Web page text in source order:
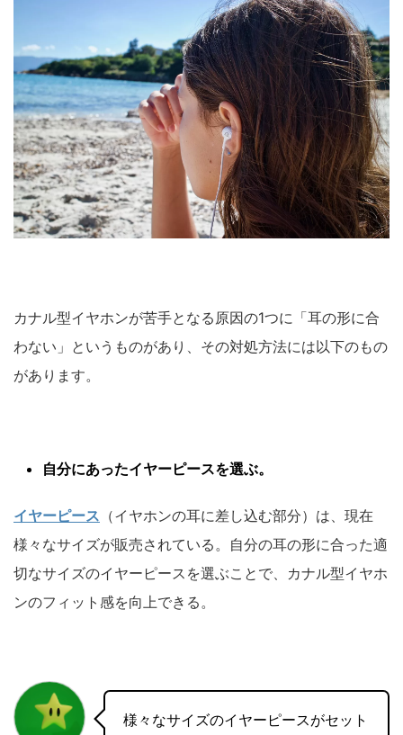
カナル型イヤホンが苦手となる原因の1つに「耳の形に合
わない」というものがあり、その対処方法には以下のもの
があります。
自分にあったイヤーピースを選ぶ。
イヤーピース （イヤホンの耳に差し込む部分）は、現在
様々なサイズが販売されている。自分の耳の形に合った適
切なサイズのイヤーピースを選ぶことで、カナル型イヤホ
ンのフィット感を向上できる。
様々なサイズのイヤーピースがセット